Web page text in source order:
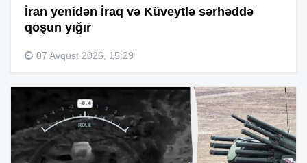
İran yenidən İraq və Küveytlə sərhəddə
qoşun yığır
07 Avqust 2026, 15:29